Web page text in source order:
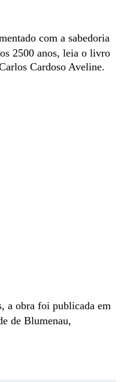
com a sabedoria
2500 anos, leia o livro
Cardoso Aveline.
a obra foi publicada em
de Blumenau,